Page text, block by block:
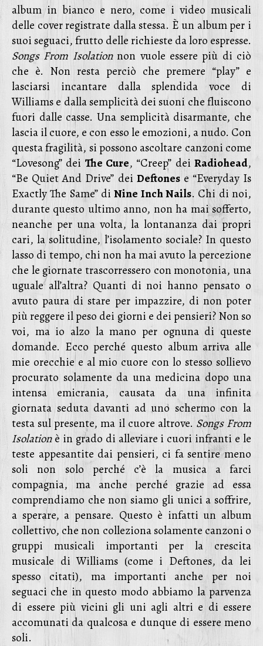
album in bianco e nero, come i video musicali
delle cover registrate dalla stessa. È un album per i
suoi seguaci, frutto delle richieste da loro espresse.
Songs From Isolation non vuole essere più di ciò
che è. Non resta perciò che premere “play” e
lasciarsi incantare dalla splendida voce di
Williams e dalla semplicità dei suoni che fluiscono
fuori dalle casse. Una semplicità disarmante, che
lascia il cuore, e con esso le emozioni, a nudo. Con
questa fragilità, si possono ascoltare canzoni come
“Lovesong” dei The Cure, “Creep” deiRadiohead,
“Be Quiet And Drive” dei Deftonese “Everyday Is
Exactly The Same” diNine Inch Nails. Chi di noi,
durante questo ultimo anno, non ha mai sofferto,
neanche per una volta, la lontananza dai propri
cari, la solitudine, l’isolamento sociale? In questo
lasso di tempo, chi non ha mai avuto la percezione
che le giornate trascorressero con monotonia, una
uguale all’altra? Quanti di noi hanno pensato o
avuto paura di stare per impazzire, di non poter
più reggere il peso dei giorni e dei pensieri? Non so
voi, ma io alzo la mano per ognuna di queste
domande. Ecco perché questo album arriva alle
mie orecchie e al mio cuore con lo stesso sollievo
procurato solamente da una medicina dopo una
intensa emicrania, causata da una infinita
giornata seduta davanti ad uno schermo con la
testa sul presente, ma il cuore altrove. Songs From
Isolationè in grado di alleviare i cuori infranti e le
teste appesantite dai pensieri, ci fa sentire meno
soli non solo perché c’è la musica a farci
compagnia, ma anche perché grazie ad essa
comprendiamo che non siamo gli unici a soffrire,
a sperare, a pensare. Questo è infatti un album
collettivo, che non colleziona solamente canzoni o
gruppi musicali importanti per la crescita
musicale di Williams (come i Deftones, da lei
spesso citati), ma importanti anche per noi
seguaci che in questo modo abbiamo la parvenza
di essere più vicini gli uni agli altri e di essere
accomunati da qualcosa e dunque di essere meno
soli.